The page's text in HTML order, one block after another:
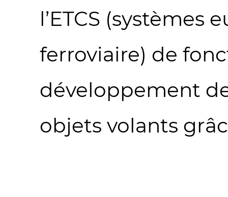
l’ETCS (systèmes
ferroviaire) de
développement
objets volants